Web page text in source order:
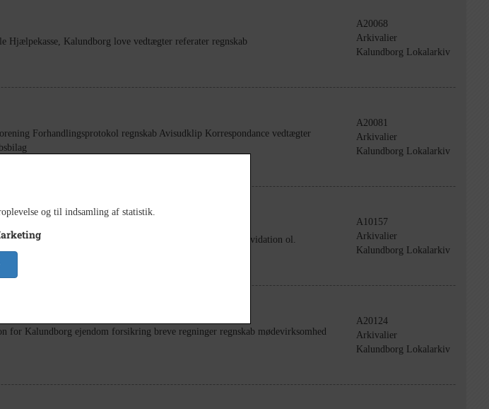
Hjælpekasse, Kalundborg love vedtægter referater regnskab
A20068
Arkivalier
Kalundborg Lokalarkiv
Forhandlingsprotokol regnskab Avisudklip Korrespondance vedtægter
A20081
Arkivalier
Kalundborg Lokalarkiv
udskrift fra aktieselskabs registeret, vedtægter, prislister, likvidation ol.
A10157
Arkivalier
Kalundborg Lokalarkiv
for Kalundborg ejendom forsikring breve regninger regnskab mødevirksomhed
A20124
Arkivalier
Kalundborg Lokalarkiv
og til indsamling af statistik.